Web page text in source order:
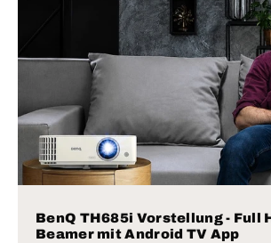
BenQ TH685i Vorstellung - Full
Beamer mit Android TV App